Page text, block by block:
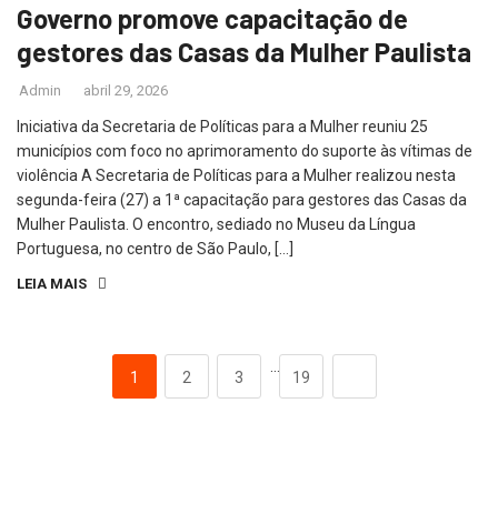
Governo promove capacitação de
gestores das Casas da Mulher Paulista
Admin abril 29, 2026
Iniciativa da Secretaria de Políticas para a Mulher reuniu 25
municípios com foco no aprimoramento do suporte às vítimas de
violência A Secretaria de Políticas para a Mulher realizou nesta
segunda-feira (27) a 1ª capacitação para gestores das Casas da
Mulher Paulista. O encontro, sediado no Museu da Língua
Portuguesa, no centro de São Paulo, […]
LEIA MAIS
1 2 3 19